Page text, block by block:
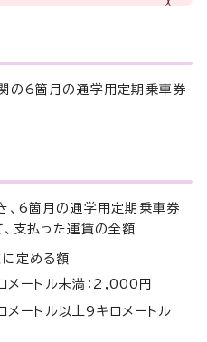
の6箇月の通学用定期乗車券
、6箇月の通学用定期乗車券
支払った運賃の全額
に定める額
メートル未満：2,000円
ートル以上9キロメートル